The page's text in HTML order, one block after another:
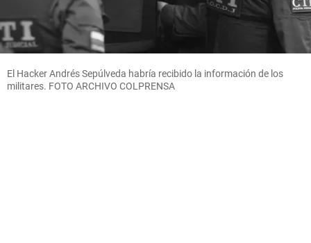
El Hacker Andrés Sepúlveda habría recibido la información de los
militares. FOTO ARCHIVO COLPRENSA